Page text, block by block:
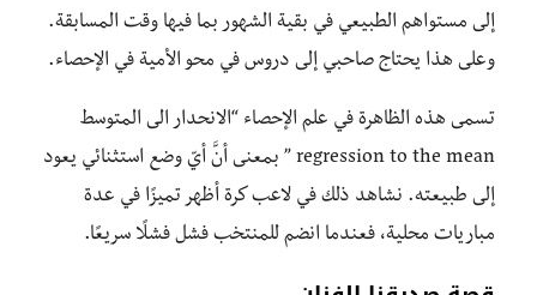
إلى مستواهم الطبيعي في بقية الشهور بما فيها وقت المسابقة.
وعلى هذا يحتاج صاحبي إلى دروس في محو الأمية في الإحصاء.
تسمى هذه الظاهرة في علم الإحصاء “الانحدار الى المتوسط
regression to the mean ” بمعنى أنَّ أيّ وضع استثنائي يعود
إلى طبيعته. نشاهد ذلك في لاعب كرة أظهر تميزًا في عدة
مباريات محلية، فعندما انضم للمنتخب فشل فشلًا سريعًا.